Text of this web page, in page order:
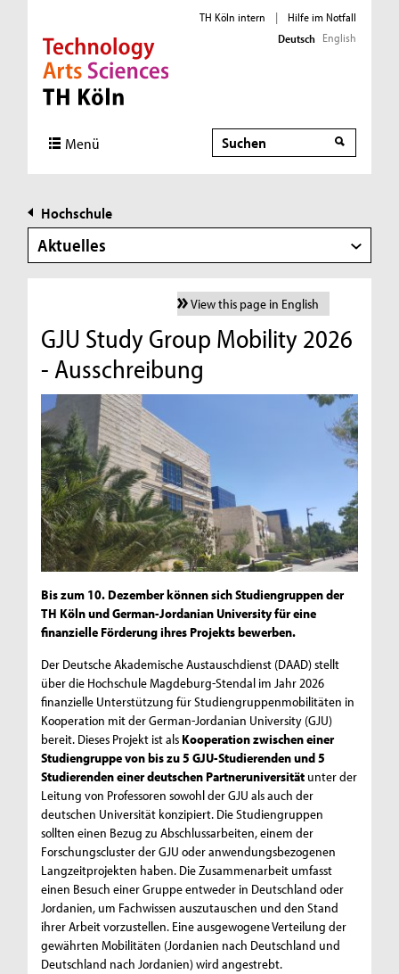
Direkt zur Hauptnavigation
Direkt zur Subnavigation
Direkt zum Inhalt
Direkt zum Fußbereich
TH Köln intern |
Hilfe im Notfall
Deutsch English
Menü Suche
Hochschule
Aktuelles
View this page in English
GJU Study Group Mobility 2026
- Ausschreibung
Bis zum 10. Dezember können sich Studiengruppen der
TH Köln und German-Jordanian University für eine
finanzielle Förderung ihres Projekts bewerben.
Der Deutsche Akademische Austauschdienst (DAAD) stellt
über die Hochschule Magdeburg-Stendal im Jahr 2026
finanzielle Unterstützung für Studiengruppenmobilitäten in
Kooperation mit der German-Jordanian University (GJU)
bereit. Dieses Projekt ist als Kooperation zwischen einer
Studiengruppe von bis zu 5 GJU-Studierenden und 5
Studierenden einer deutschen Partneruniversität unter der
Leitung von Professoren sowohl der GJU als auch der
deutschen Universität konzipiert. Die Studiengruppen
sollten einen Bezug zu Abschlussarbeiten, einem der
Forschungscluster der GJU oder anwendungsbezogenen
Langzeitprojekten haben. Die Zusammenarbeit umfasst
einen Besuch einer Gruppe entweder in Deutschland oder
Jordanien, um Fachwissen auszutauschen und den Stand
ihrer Arbeit vorzustellen. Eine ausgewogene Verteilung der
gewährten Mobilitäten (Jordanien nach Deutschland und
Deutschland nach Jordanien) wird angestrebt.